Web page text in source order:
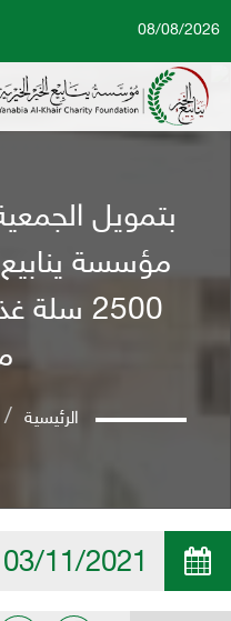
08/08/2026
بتمويل
مؤسسة ينابيع
2500
الرئيسية